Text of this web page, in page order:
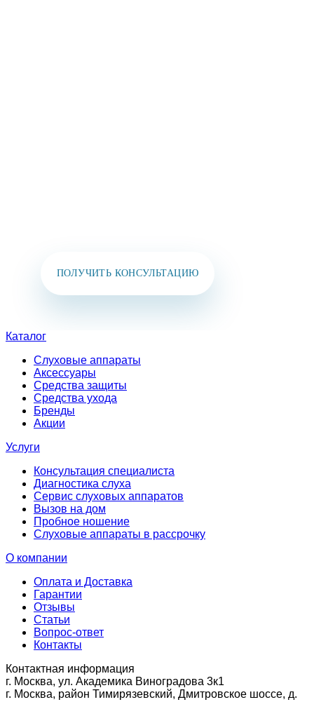
ПОЛУЧИТЬ КОНСУЛЬТАЦИЮ
Каталог
Слуховые аппараты
Аксессуары
Средства защиты
Средства ухода
Бренды
Акции
Услуги
Консультация специалиста
Диагностика слуха
Сервис слуховых аппаратов
Вызов на дом
Пробное ношение
Слуховые аппараты в рассрочку
О компании
Оплата и Доставка
Гарантии
Отзывы
Статьи
Вопрос-ответ
Контакты
Контактная информация
г. Москва, ул. Академика Виноградова 3к1
г. Москва, район Тимирязевский, Дмитровское шоссе, д.